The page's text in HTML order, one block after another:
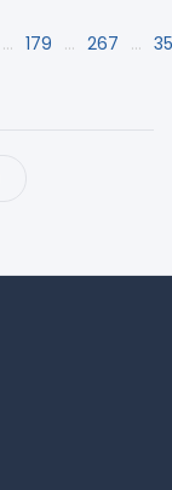
… 179 … 267 …